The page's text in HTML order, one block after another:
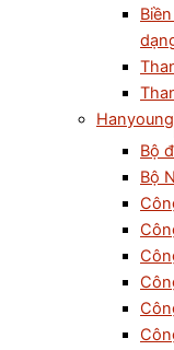
Hanyoung
Bộ
Bộ